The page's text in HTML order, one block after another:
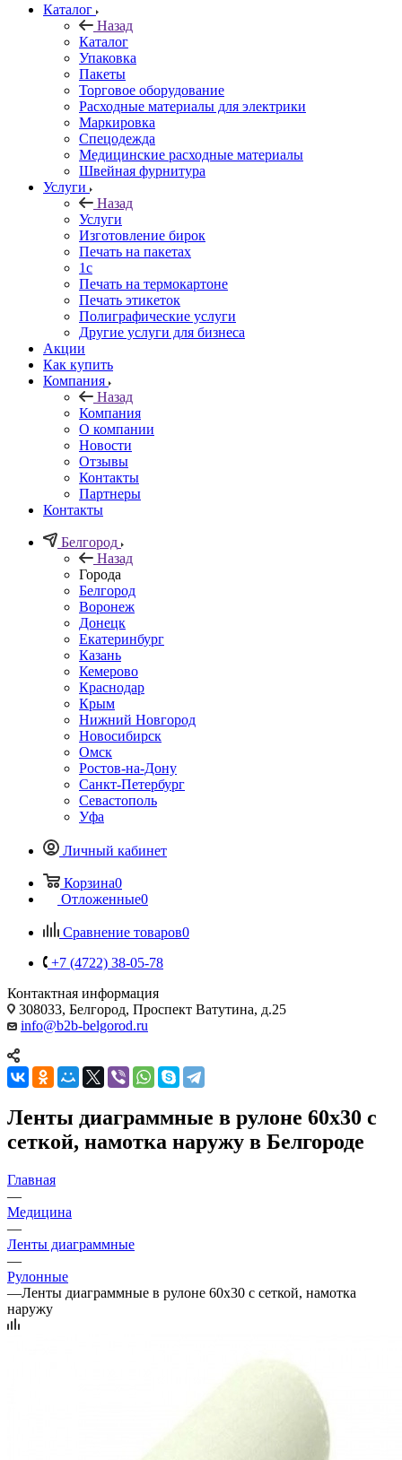
Каталог
Назад
Каталог
Упаковка
Пакеты
Торговое оборудование
Расходные материалы для электрики
Маркировка
Спецодежда
Медицинские расходные материалы
Швейная фурнитура
Услуги
Назад
Услуги
Изготовление бирок
Печать на пакетах
1c
Печать на термокартоне
Печать этикеток
Полиграфические услуги
Другие услуги для бизнеса
Акции
Как купить
Компания
Назад
Компания
О компании
Новости
Отзывы
Контакты
Партнеры
Контакты
Белгород
Назад
Города
Белгород
Воронеж
Донецк
Екатеринбург
Казань
Кемерово
Краснодар
Крым
Нижний Новгород
Новосибирск
Омск
Ростов-на-Дону
Санкт-Петербург
Севастополь
Уфа
Личный кабинет
Корзина0
Отложенные0
Сравнение товаров0
+7 (4722) 38-05-78
Контактная информация
308033, Белгород, Проспект Ватутина, д.25
info@b2b-belgorod.ru
Ленты диаграммные в рулоне 60х30 с
сеткой, намотка наружу в Белгороде
Главная
—
Медицина
—
Ленты диаграммные
—
Рулонные
—Ленты диаграммные в рулоне 60х30 с сеткой, намотка
наружу